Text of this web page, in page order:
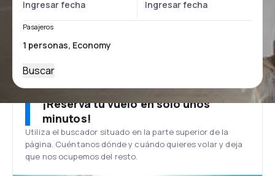
Pasajeros
Buscar
¡Reserva tu vuelo en solo unos
minutos!
Utiliza el buscador situado en la parte superior de la
página. Cuéntanos dónde y cuándo quieres volar y deja
que nos ocupemos del resto.